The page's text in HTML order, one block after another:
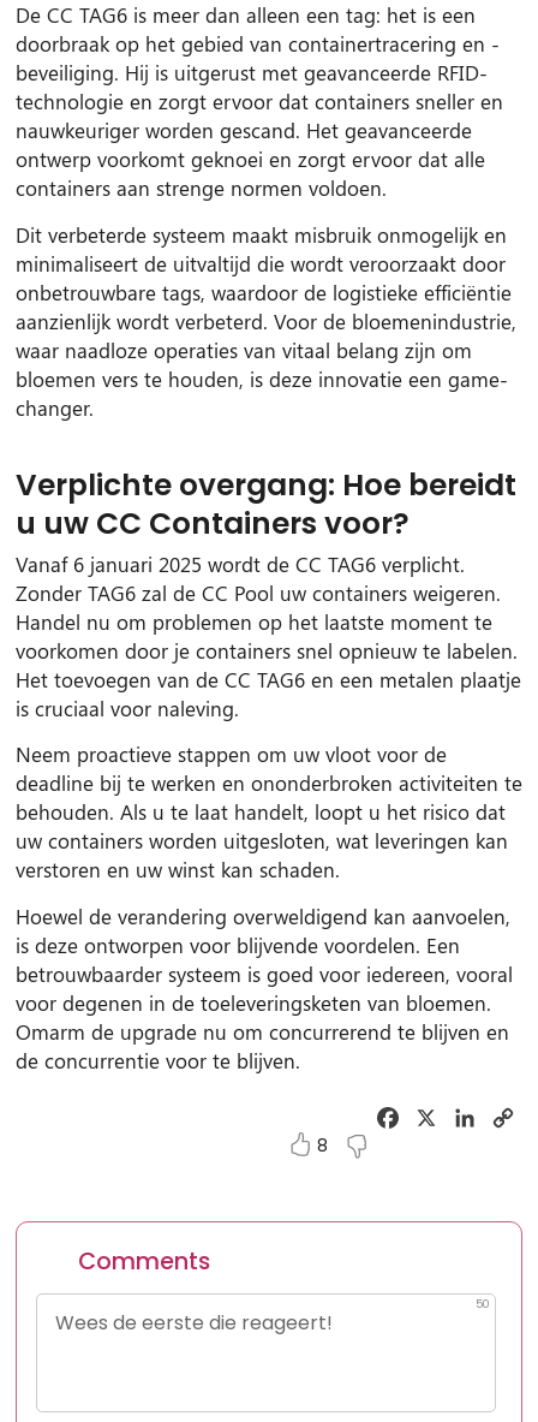
De CC TAG6 is meer dan alleen een tag: het is een
doorbraak op het gebied van containertracering en -
beveiliging. Hij is uitgerust met geavanceerde RFID-
technologie en zorgt ervoor dat containers sneller en
nauwkeuriger worden gescand. Het geavanceerde
ontwerp voorkomt geknoei en zorgt ervoor dat alle
containers aan strenge normen voldoen.
Dit verbeterde systeem maakt misbruik onmogelijk en
minimaliseert de uitvaltijd die wordt veroorzaakt door
onbetrouwbare tags, waardoor de logistieke efficiëntie
aanzienlijk wordt verbeterd. Voor de bloemenindustrie,
waar naadloze operaties van vitaal belang zijn om
bloemen vers te houden, is deze innovatie een game-
changer.
Verplichte overgang: Hoe bereidt
u uw CC Containers voor?
Vanaf 6 januari 2025 wordt de CC TAG6 verplicht.
Zonder TAG6 zal de CC Pool uw containers weigeren.
Handel nu om problemen op het laatste moment te
voorkomen door je containers snel opnieuw te labelen.
Het toevoegen van de CC TAG6 en een metalen plaatje
is cruciaal voor naleving.
Neem proactieve stappen om uw vloot voor de
deadline bij te werken en ononderbroken activiteiten te
behouden. Als u te laat handelt, loopt u het risico dat
uw containers worden uitgesloten, wat leveringen kan
verstoren en uw winst kan schaden.
Hoewel de verandering overweldigend kan aanvoelen,
is deze ontworpen voor blijvende voordelen. Een
betrouwbaarder systeem is goed voor iedereen, vooral
voor degenen in de toeleveringsketen van bloemen.
Omarm de upgrade nu om concurrerend te blijven en
de concurrentie voor te blijven.
Facebook
8
Comments
50